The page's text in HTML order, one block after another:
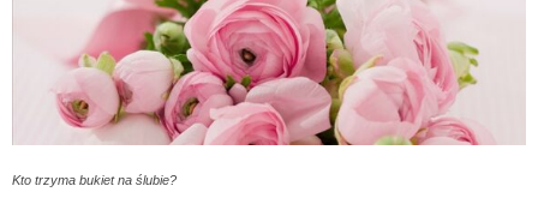
Kto trzyma bukiet na ślubie?